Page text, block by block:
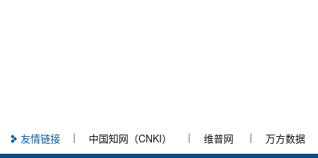
友情链接 中国知网（CNKI） 维普网 万方数据